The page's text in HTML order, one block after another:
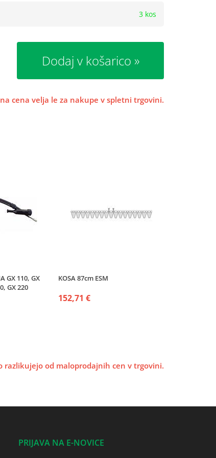
3 kos
Dodaj v košarico
cena velja le za nakupe v spletni trgovini.
GX 110, GX
GX 220
KOSA 87cm ESM
152,71 €
od maloprodajnih cen v trgovini.
PRIJAVA NA E-NOVICE